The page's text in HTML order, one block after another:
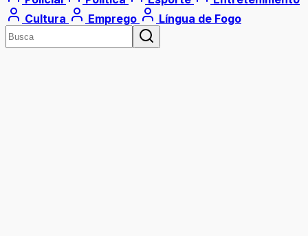
Cultura
Emprego Língua de Fogo